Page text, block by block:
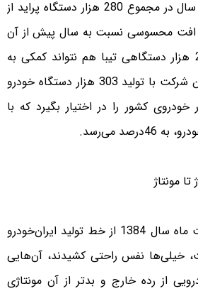
تولید مواجه شد. در این سال در مجموع 280 هزار دستگاه پراید از
افت محسوسی نسبت به سال پیش از آن
را شاهد بود تا تولید 22 هزار دستگاهی تیبا هم نتواند کمکی به
سایپا کند و در نهایت این شرکت با تولید 303 هزار دستگاه خودرو
بازار خودروی کشور را در اختیار بگیرد که با
می‌رسد.
تا مونتاژ
وقتی پیکان در اردیبهشت ماه سال 1384 از خط تولید ایران‌خودرو
خیلی‌ها نفس راحتی کشیدند، آن‌هایی
از رده خارج و بدتر از آن مونتاژی